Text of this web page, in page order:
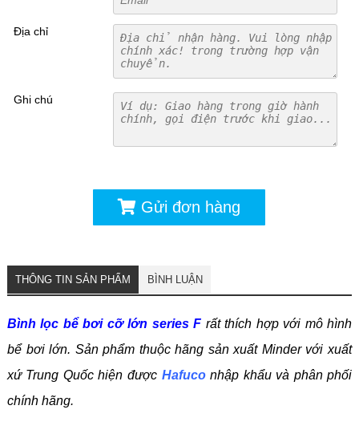
Địa chỉ
Ghi chú
Gửi đơn hàng
THÔNG TIN SẢN PHẨM BÌNH LUẬN
Bình lọc bể bơi cỡ lớn series F rất thích hợp với mô hình
bể bơi lớn. Sản phẩm thuộc hãng sản xuất Minder với xuất
xứ Trung Quốc hiện được Hafuconhập khẩu và phân phối
chính hãng.